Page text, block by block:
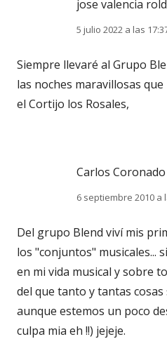
jose valencia
5 julio 2022 a las
Siempre llevaré al Grupo
las noches maravillosas
el Cortijo los Rosales,
Carlos Coronado
6 septiembre 2010 a
Del grupo Blend viví mis
los "conjuntos" musicales...
en mi vida musical y sobre
del que tanto y tantas
aunque estemos un poco
culpa mia eh !!) jejeje.